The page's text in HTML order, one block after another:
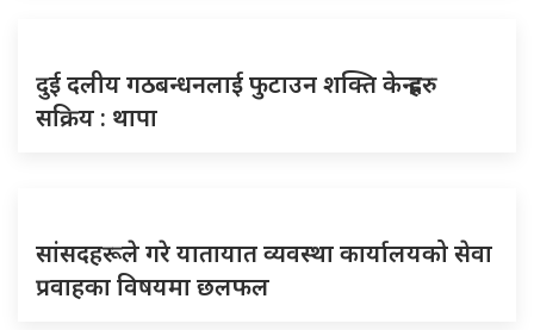
दुई दलीय गठबन्धनलाई फुटाउन शक्ति केन्द्रहरु
सक्रिय : थापा
सांसदहरूले गरे यातायात व्यवस्था कार्यालयको सेवा
प्रवाहका विषयमा छलफल